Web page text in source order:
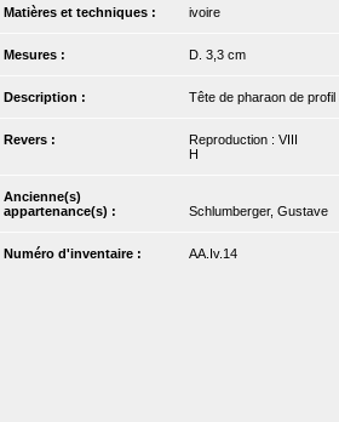
Matières et techniques : ivoire
Mesures : D. 3,3 cm
Description : Tête de pharaon de
Revers :
Reproduction : VIII
H
Ancienne(s)
appartenance(s) :
Schlumberger, Gustave
Numéro d'inventaire : AA.Iv.14